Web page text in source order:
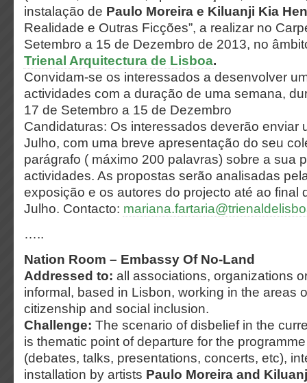
instalação de Paulo Moreira e Kiluanji Kia
Realidade e Outras Ficções”, a realizar no
Setembro a 15 de Dezembro de 2013, no
Trienal Arquitectura de Lisboa.
Convidam-se os interessados a desenvolver
actividades com a duração de uma semana,
17 de Setembro a 15 de Dezembro
Candidaturas: Os interessados deverão enviar
Julho, com uma breve apresentação do seu
parágrafo ( máximo 200 palavras) sobre a sua
actividades. As propostas serão analisadas
exposição e os autores do projecto até ao final
Julho. Contacto:
…..
Nation Room – Embassy Of No-Land
Addressed to: all associations, organizations
informal, based in Lisbon, working in the areas
citizenship and social inclusion.
Challenge: The scenario of disbelief in the
is thematic point of departure for the
(debates, talks, presentations, concerts, etc),
installation by artists Paulo Moreira and